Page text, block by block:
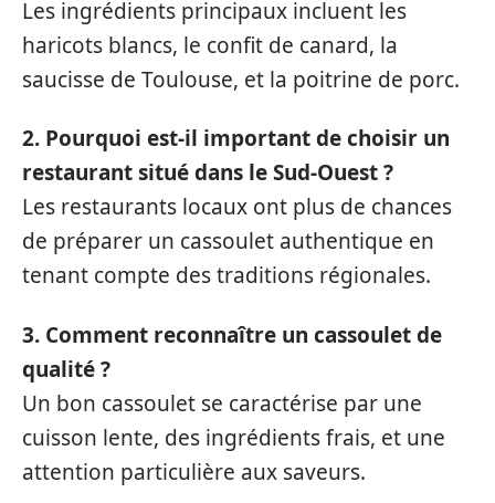
Les ingrédients principaux incluent les
haricots blancs, le confit de canard, la
saucisse de Toulouse, et la poitrine de porc.
2. Pourquoi est-il important de choisir un
restaurant situé dans le Sud-Ouest ?
Les restaurants locaux ont plus de chances
de préparer un cassoulet authentique en
tenant compte des traditions régionales.
3. Comment reconnaître un cassoulet de
qualité ?
Un bon cassoulet se caractérise par une
cuisson lente, des ingrédients frais, et une
attention particulière aux saveurs.